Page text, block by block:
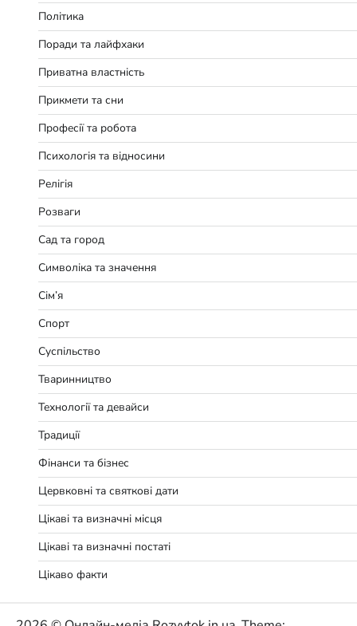
Політика
Поради та лайфхаки
Приватна властність
Прикмети та сни
Професії та робота
Психологія та відносини
Релігія
Розваги
Сад та город
Символіка та значення
Сім’я
Спорт
Суспільство
Тваринництво
Технології та девайси
Традиції
Фінанси та бізнес
Цервковні та святкові дати
Цікаві та визначні місця
Цікаві та визначні постаті
Цікаво факти